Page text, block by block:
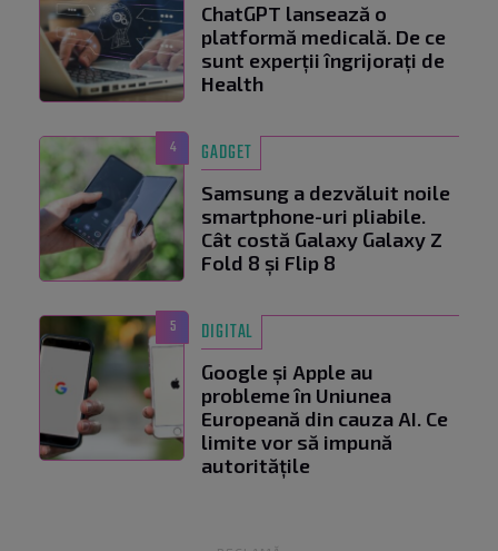
ChatGPT lansează o
platformă medicală. De ce
sunt experții îngrijorați de
Health
4 GADGET
Samsung a dezvăluit noile
smartphone-uri pliabile.
Cât costă Galaxy Galaxy Z
Fold 8 și Flip 8
5 DIGITAL
Google și Apple au
probleme în Uniunea
Europeană din cauza AI. Ce
limite vor să impună
autoritățile